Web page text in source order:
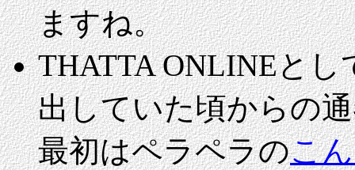
ますね。
THATTA ONLINEと
出していた頃からの
最初はペラペラのこ